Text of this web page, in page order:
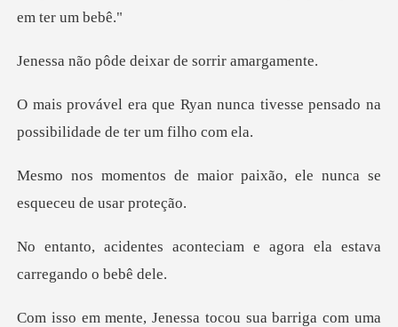
e deixar de sor
nca tivesse pensado na
possibil
or paixão, ele nunca se
e
nteciam e agora ela estav
nessa tocou sua barri